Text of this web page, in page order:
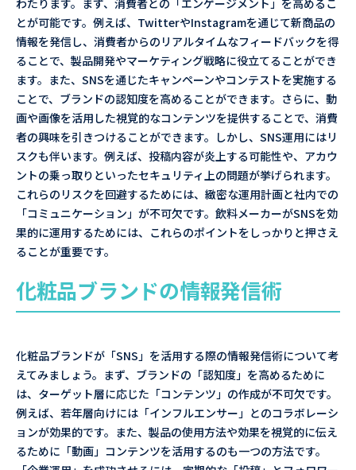
わたります。まず、消費者との「エンゲージメント」を高めるこ
とが可能です。例えば、TwitterやInstagramを通じて新商品の
情報を発信し、消費者からのリアルタイムなフィードバックを得
ることで、製品開発やマーケティング戦略に役立てることができ
ます。また、SNSを通じたキャンペーンやコンテストを実施する
ことで、ブランドの認知度を高めることができます。さらに、動
画や画像を活用した視覚的なコンテンツを提供することで、消費
者の興味を引きつけることができます。しかし、SNS運用にはリ
スクも伴います。例えば、投稿内容が炎上する可能性や、アカウ
ントの乗っ取りといったセキュリティ上の問題が挙げられます。
これらのリスクを回避するためには、緻密な運用計画と社内での
「コミュニケーション」が不可欠です。飲料メーカーがSNSを効
果的に運用するためには、これらのポイントをしっかりと押さえ
ることが重要です。
化粧品ブランドの情報発信術
化粧品ブランドが「SNS」を活用する際の情報発信術について考
えてみましょう。まず、ブランドの「認知度」を高めるために
は、ターゲット層に応じた「コンテンツ」の作成が不可欠です。
例えば、若年層向けには「インフルエンサー」とのコラボレーシ
ョンが効果的です。また、製品の使用方法や効果を視覚的に伝え
るために「動画」コンテンツを活用するのも一つの方法です。